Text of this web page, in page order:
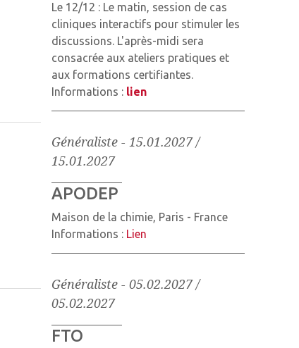
Le 12/12 : Le matin, session de cas
cliniques interactifs pour stimuler les
discussions. L'après-midi sera
consacrée aux ateliers pratiques et
aux formations certifiantes.
Informations : lien
Généraliste -15.01.2027 /
15.01.2027
APODEP
Maison de la chimie, Paris - France
Informations : Lien
Généraliste -05.02.2027 /
05.02.2027
FTO